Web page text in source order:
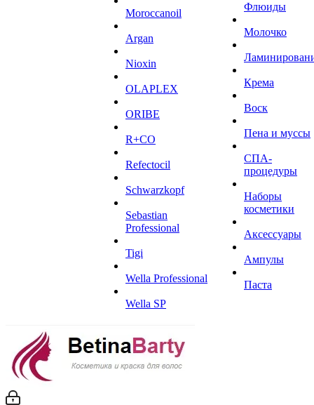
Moroccanoil
Argan
Niохin
OLAPLEX
ORIBE
R+CO
Refectocil
Schwarzkopf
Sebastian
Professional
Tigi
Wella Professional
Wella SP
Флюиды
Молочко
Крема
Воск
Пена и муссы
СПА-
процедуры
Наборы
косметики
Аксессуары
Ампулы
Паста